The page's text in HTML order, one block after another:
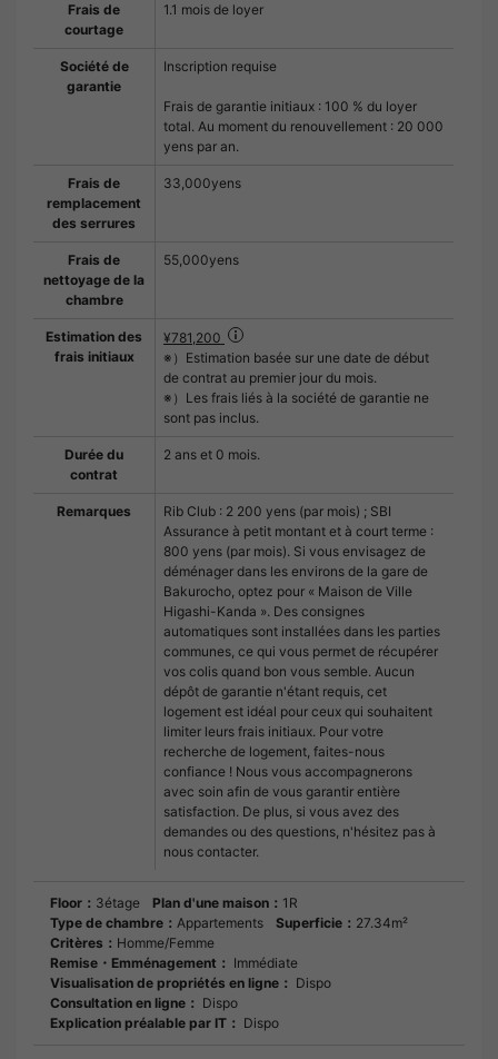
Frais de
courtage
1.1 mois de loyer
Société de
garantie
Inscription requise
Frais de garantie initiaux : 100 % du loyer
total. Au moment du renouvellement : 20 000
yens par an.
Frais de
remplacement
des serrures
33,000yens
Frais de
nettoyage de la
chambre
55,000yens
Estimation des
frais initiaux
¥781,200
※）Estimation basée sur une date de début
de contrat au premier jour du mois.
※）Les frais liés à la société de garantie ne
sont pas inclus.
Durée du
contrat
2 ans et 0 mois.
Remarques
Rib Club : 2 200 yens (par mois) ; SBI
Assurance à petit montant et à court terme :
800 yens (par mois). Si vous envisagez de
déménager dans les environs de la gare de
Bakurocho, optez pour « Maison de Ville
Higashi-Kanda ». Des consignes
automatiques sont installées dans les parties
communes, ce qui vous permet de récupérer
vos colis quand bon vous semble. Aucun
dépôt de garantie n'étant requis, cet
logement est idéal pour ceux qui souhaitent
limiter leurs frais initiaux. Pour votre
recherche de logement, faites-nous
confiance ! Nous vous accompagnerons
avec soin afin de vous garantir entière
satisfaction. De plus, si vous avez des
demandes ou des questions, n'hésitez pas à
nous contacter.
Floor： 3étage Plan d'une maison： 1R
Type de chambre： Appartements Superficie： 27.34m²
Critères： Homme/Femme
Remise・Emménagement： Immédiate
Visualisation de propriétés en ligne： Dispo
Consultation en ligne： Dispo
Explication préalable par IT： Dispo